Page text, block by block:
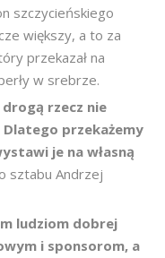
szczycieńskiego
większy, a to za
przekazał na
w srebrze.
rzecz nie
przekażemy
je na własną
sztabu Andrzej
ludziom dobrej
i sponsorom, a